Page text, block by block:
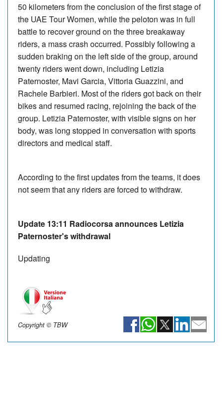
50 kilometers from the conclusion of the first stage of
the UAE Tour Women, while the peloton was in full
battle to recover ground on the three breakaway
riders, a mass crash occurred. Possibly following a
sudden braking on the left side of the group, around
twenty riders went down, including Letizia
Paternoster, Mavi Garcia, Vittoria Guazzini, and
Rachele Barbieri. Most of the riders got back on their
bikes and resumed racing, rejoining the back of the
group. Letizia Paternoster, with visible signs on her
body, was long stopped in conversation with sports
directors and medical staff.
According to the first updates from the teams, it does
not seem that any riders are forced to withdraw.
Update 13:11 Radiocorsa announces Letizia
Paternoster's withdrawal
Updating
Copyright © TBW